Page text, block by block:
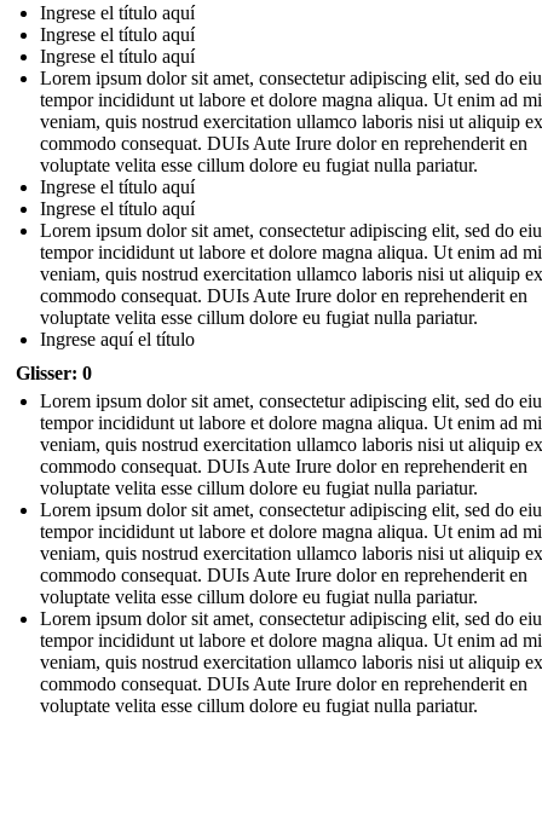
Ingrese el título aquí
Ingrese el título aquí
Ingrese el título aquí
Lorem ipsum dolor sit amet, consectetur adipiscing elit, sed do
tempor incididunt ut labore et dolore magna aliqua. Ut enim ad
veniam, quis nostrud exercitation ullamco laboris nisi ut aliquip
commodo consequat. DUIs Aute Irure dolor en reprehenderit en
voluptate velita esse cillum dolore eu fugiat nulla pariatur.
Ingrese el título aquí
Ingrese el título aquí
Lorem ipsum dolor sit amet, consectetur adipiscing elit, sed do
tempor incididunt ut labore et dolore magna aliqua. Ut enim ad
veniam, quis nostrud exercitation ullamco laboris nisi ut aliquip
commodo consequat. DUIs Aute Irure dolor en reprehenderit en
voluptate velita esse cillum dolore eu fugiat nulla pariatur.
Ingrese aquí el título
Glisser: 0
Lorem ipsum dolor sit amet, consectetur adipiscing elit, sed do
tempor incididunt ut labore et dolore magna aliqua. Ut enim ad
veniam, quis nostrud exercitation ullamco laboris nisi ut aliquip
commodo consequat. DUIs Aute Irure dolor en reprehenderit en
voluptate velita esse cillum dolore eu fugiat nulla pariatur.
Lorem ipsum dolor sit amet, consectetur adipiscing elit, sed do
tempor incididunt ut labore et dolore magna aliqua. Ut enim ad
veniam, quis nostrud exercitation ullamco laboris nisi ut aliquip
commodo consequat. DUIs Aute Irure dolor en reprehenderit en
voluptate velita esse cillum dolore eu fugiat nulla pariatur.
Lorem ipsum dolor sit amet, consectetur adipiscing elit, sed do
tempor incididunt ut labore et dolore magna aliqua. Ut enim ad
veniam, quis nostrud exercitation ullamco laboris nisi ut aliquip
commodo consequat. DUIs Aute Irure dolor en reprehenderit en
voluptate velita esse cillum dolore eu fugiat nulla pariatur.